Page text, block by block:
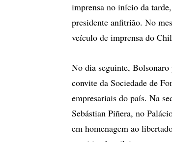
imprensa no início da
presidente anfitrião. No
veículo de imprensa do
No dia seguinte, Bolsonaro
convite da Sociedade de
empresariais do país. Na
Sebástian Piñera, no
em homenagem ao